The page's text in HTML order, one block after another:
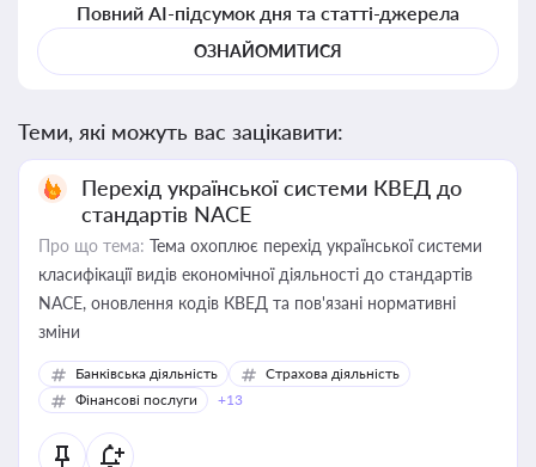
Повний AI-підсумок дня та статті-джерела
ОЗНАЙОМИТИСЯ
Теми, які можуть вас зацікавити:
Перехід української системи КВЕД до
стандартів NACE
Про що тема: Тема охоплює перехід української системи
класифікації видів економічної діяльності до стандартів
NACE, оновлення кодів КВЕД та пов'язані нормативні
зміни
Банківська діяльність
Страхова діяльність
Фінансові послуги
+13